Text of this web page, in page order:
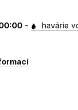
- havárie